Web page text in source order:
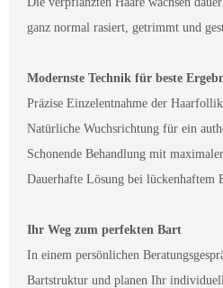
ganz normal rasiert, getrimmt und
Modernste Technik für beste
Präzise Einzelentnahme der
Natürliche Wuchsrichtung für ein
Schonende Behandlung mit
Dauerhafte Lösung bei lückenhaftem
Ihr Weg zum perfekten Bart
In einem persönlichen
Bartstruktur und planen Ihr